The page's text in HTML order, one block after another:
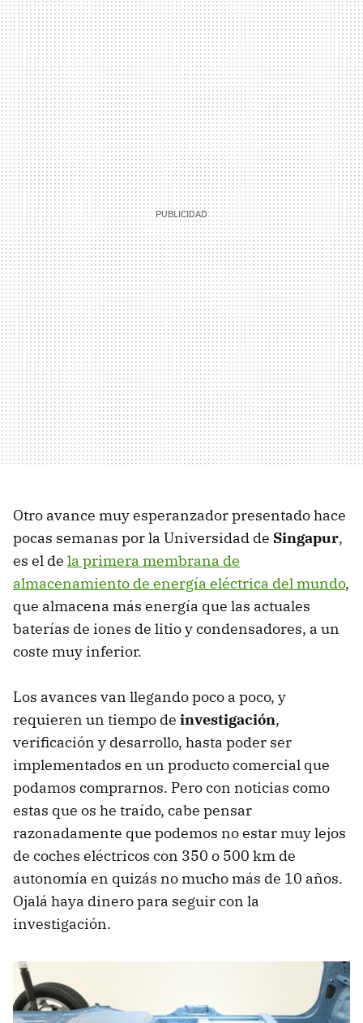
Otro avance muy esperanzador presentado hace
pocas semanas por la Universidad de Singapur,
es el de la primera membrana de
almacenamiento de energía eléctrica del mundo,
que almacena más energía que las actuales
baterías de iones de litio y condensadores, a un
coste muy inferior.
Los avances van llegando poco a poco, y
requieren un tiempo de investigación,
verificación y desarrollo, hasta poder ser
implementados en un producto comercial que
podamos comprarnos. Pero con noticias como
estas que os he traído, cabe pensar
razonadamente que podemos no estar muy lejos
de coches eléctricos con 350 o 500 km de
autonomía en quizás no mucho más de 10 años.
Ojalá haya dinero para seguir con la
investigación.